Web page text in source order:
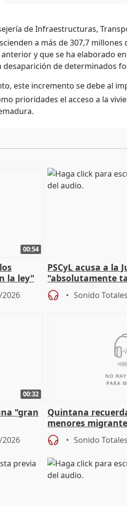
de Infraestructuras,
a más de 307,7
y que se ha elaborado
desaparición de determinados
este incremento se debe al
prioridades el acceso a la
00:54
la ley"
PSCyL acusa a la
"absolutamente
problemas como
Sonido Totales
00:32
"gran
Quintana
menores
aportación del
Sonido Totales